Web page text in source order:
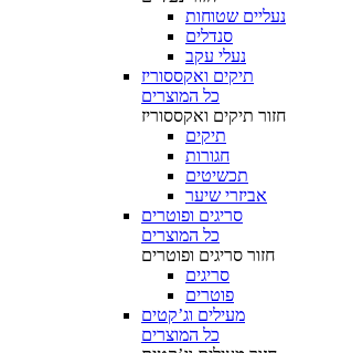
נעליים שטוחות
סנדלים
נעלי עקב
תיקים ואקססוריז
כל המוצרים
חזור תיקים ואקססוריז
תיקים
חגורות
תכשיטים
אביזרי שיער
סריגים ופוטרים
כל המוצרים
חזור סריגים ופוטרים
סריגים
פוטרים
מעילים וג’קטים
כל המוצרים